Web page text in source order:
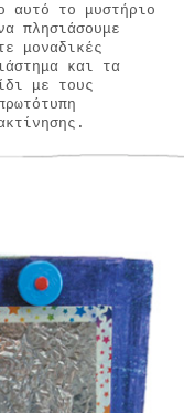
αυτό το μυστήριο
πλησιάσουμε
μοναδικές
και τα
με τους